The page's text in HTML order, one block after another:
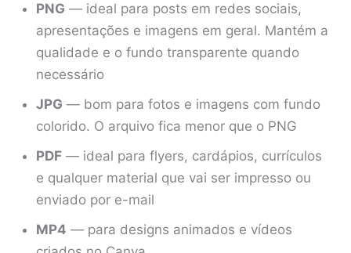
PNG — ideal para posts em redes sociais,
apresentações e imagens em geral. Mantém a
qualidade e o fundo transparente quando
necessário
JPG — bom para fotos e imagens com fundo
colorido. O arquivo fica menor que o PNG
PDF — ideal para flyers, cardápios, currículos
e qualquer material que vai ser impresso ou
enviado por e-mail
MP4 — para designs animados e vídeos